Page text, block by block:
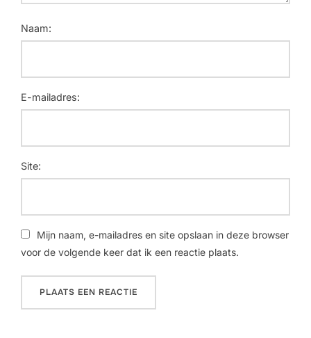
Naam:
E-mailadres:
Site:
Mijn naam, e-mailadres en site opslaan in deze browser
voor de volgende keer dat ik een reactie plaats.